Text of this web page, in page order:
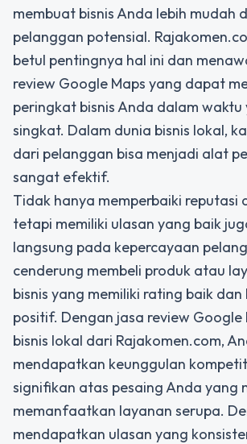
membuat bisnis Anda lebih mudah
pelanggan potensial.
betul pentingnya hal ini dan
review Google Maps yang dapat
peringkat bisnis Anda dalam
singkat. Dalam dunia bisnis lokal,
dari pelanggan bisa menjadi alat
sangat efektif.
Tidak hanya memperbaiki reputasi
tetapi memiliki ulasan yang baik
langsung pada kepercayaan
cenderung membeli produk atau
bisnis yang memiliki rating baik
positif. Dengan jasa review Google
bisnis lokal dari Rajakomen.com,
mendapatkan keunggulan
signifikan atas pesaing Anda yang
memanfaatkan layanan serupa.
mendapatkan ulasan yang